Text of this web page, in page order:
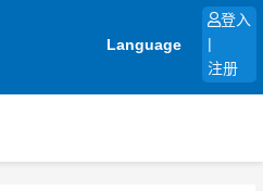
Language
登入
注册